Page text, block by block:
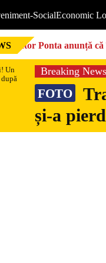
SocialEconomic
Victor Ponta anunță
Breaking News
FOTO
și-a